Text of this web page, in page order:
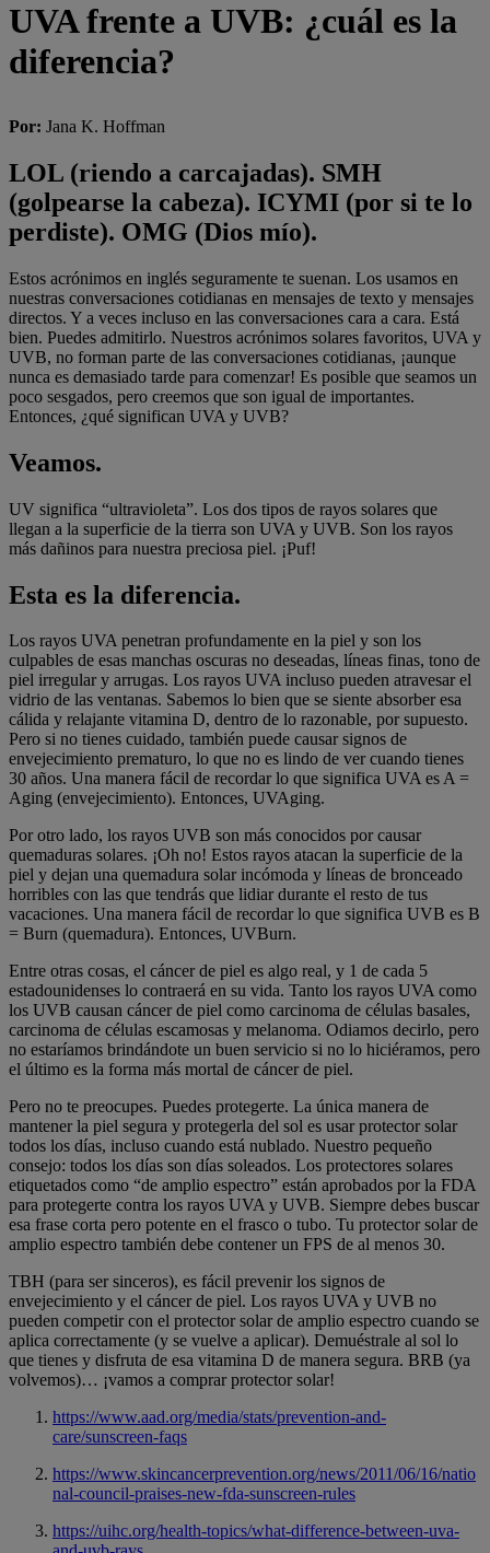
UVA frente a UVB: ¿cuál es la
diferencia?
Por: Jana K. Hoffman
LOL (riendo a carcajadas). SMH
(golpearse la cabeza). ICYMI (por si te lo
perdiste). OMG (Dios mío).
Estos acrónimos en inglés seguramente te suenan. Los usamos en
nuestras conversaciones cotidianas en mensajes de texto y mensajes
directos. Y a veces incluso en las conversaciones cara a cara. Está
bien. Puedes admitirlo. Nuestros acrónimos solares favoritos, UVA y
UVB, no forman parte de las conversaciones cotidianas, ¡aunque
nunca es demasiado tarde para comenzar! Es posible que seamos un
poco sesgados, pero creemos que son igual de importantes.
Entonces, ¿qué significan UVA y UVB?
Veamos.
UV significa “ultravioleta”. Los dos tipos de rayos solares que
llegan a la superficie de la tierra son UVA y UVB. Son los rayos
más dañinos para nuestra preciosa piel. ¡Puf!
Esta es la diferencia.
Los rayos UVA penetran profundamente en la piel y son los
culpables de esas manchas oscuras no deseadas, líneas finas, tono de
piel irregular y arrugas. Los rayos UVA incluso pueden atravesar el
vidrio de las ventanas. Sabemos lo bien que se siente absorber esa
cálida y relajante vitamina D, dentro de lo razonable, por supuesto.
Pero si no tienes cuidado, también puede causar signos de
envejecimiento prematuro, lo que no es lindo de ver cuando tienes
30 años. Una manera fácil de recordar lo que significa UVA es A =
Aging (envejecimiento). Entonces, UVAging.
Por otro lado, los rayos UVB son más conocidos por causar
quemaduras solares. ¡Oh no! Estos rayos atacan la superficie de la
piel y dejan una quemadura solar incómoda y líneas de bronceado
horribles con las que tendrás que lidiar durante el resto de tus
vacaciones. Una manera fácil de recordar lo que significa UVB es B
= Burn (quemadura). Entonces, UVBurn.
Entre otras cosas, el cáncer de piel es algo real, y 1 de cada 5
estadounidenses lo contraerá en su vida. Tanto los rayos UVA como
los UVB causan cáncer de piel como carcinoma de células basales,
carcinoma de células escamosas y melanoma. Odiamos decirlo, pero
no estaríamos brindándote un buen servicio si no lo hiciéramos, pero
el último es la forma más mortal de cáncer de piel.
Pero no te preocupes. Puedes protegerte. La única manera de
mantener la piel segura y protegerla del sol es usar protector solar
todos los días, incluso cuando está nublado. Nuestro pequeño
consejo: todos los días son días soleados. Los protectores solares
etiquetados como “de amplio espectro” están aprobados por la FDA
para protegerte contra los rayos UVA y UVB. Siempre debes buscar
esa frase corta pero potente en el frasco o tubo. Tu protector solar de
amplio espectro también debe contener un FPS de al menos 30.
TBH (para ser sinceros), es fácil prevenir los signos de
envejecimiento y el cáncer de piel. Los rayos UVA y UVB no
pueden competir con el protector solar de amplio espectro cuando se
aplica correctamente (y se vuelve a aplicar). Demuéstrale al sol lo
que tienes y disfruta de esa vitamina D de manera segura. BRB (ya
volvemos)… ¡vamos a comprar protector solar!
https://www.aad.org/media/stats/prevention-and-
care/sunscreen-faqs
https://www.skincancerprevention.org/news/2011/06/16/natio
nal-council-praises-new-fda-sunscreen-rules
https://uihc.org/health-topics/what-difference-between-uva-